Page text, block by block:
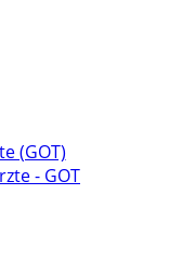
(GOT)
- GOT